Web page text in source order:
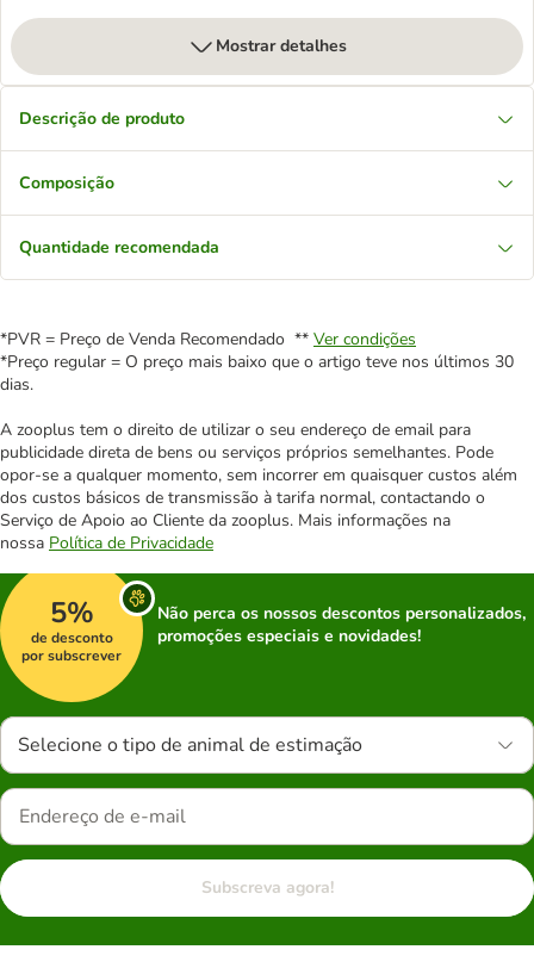
Mostrar detalhes
Descrição de produto
Composição
Quantidade recomendada
*PVR = Preço de Venda Recomendado ** Ver condições
*Preço regular = O preço mais baixo que o artigo teve nos últimos 30
dias.
A zooplus tem o direito de utilizar o seu endereço de email para
publicidade direta de bens ou serviços próprios semelhantes. Pode
opor-se a qualquer momento, sem incorrer em quaisquer custos além
dos custos básicos de transmissão à tarifa normal, contactando o
Serviço de Apoio ao Cliente da zooplus. Mais informações na
nossa Política de Privacidade
5%
de desconto
por subscrever
Não perca os nossos descontos personalizados,
promoções especiais e novidades!
Selecione o tipo de animal de estimação
Subscreva agora!